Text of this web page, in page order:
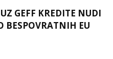
GEFF KREDITE NUDI
BESPOVRATNIH EU